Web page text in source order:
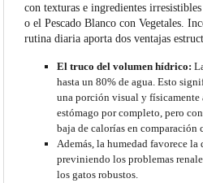
con texturas e ingredientes
o el Pescado Blanco con Vegetales.
rutina diaria aporta dos ventajas
El truco del volumen hídrico:
hasta un 80% de agua. Esto
una porción visual y físicamente
estómago por completo, pero
baja de calorías en comparación
Además, la humedad favorece
previniendo los problemas
los gatos robustos.